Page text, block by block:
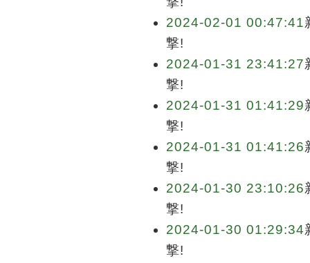
2024-02-01 00:47:41
撃!
2024-01-31 23:41:27
撃!
2024-01-31 01:41:29
撃!
2024-01-31 01:41:26
撃!
2024-01-30 23:10:26
撃!
2024-01-30 01:29:34
撃!